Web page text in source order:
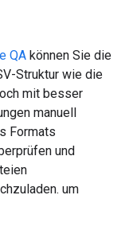
QA können Sie die
Struktur wie die
mit besser
manuell
Formats
und
um